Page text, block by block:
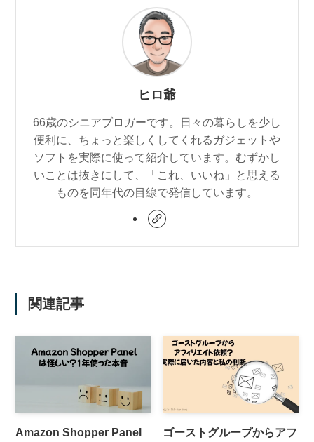
ヒロ爺
66歳のシニアブロガーです。日々の暮らしを少し
便利に、ちょっと楽しくしてくれるガジェットや
ソフトを実際に使って紹介しています。むずかし
いことは抜きにして、「これ、いいね」と思える
ものを同年代の目線で発信しています。
関連記事
Amazon Shopper Panel
ゴーストグループからアフ